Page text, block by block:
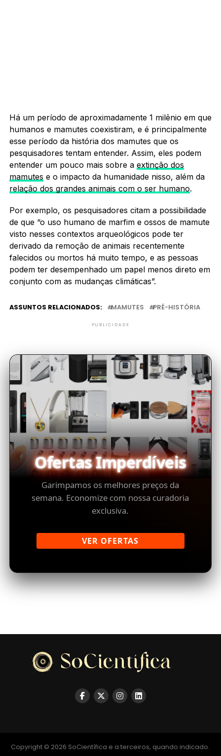
Há um período de aproximadamente 1 milênio em que
humanos e mamutes coexistiram, e é principalmente
esse período da história dos mamutes que os
pesquisadores tentam entender. Assim, eles podem
entender um pouco mais sobre a extinção dos
mamutes e o impacto da humanidade nisso, além da
relação dos grandes animais com o ser humano.
Por exemplo, os pesquisadores citam a possibilidade
de que “o uso humano de marfim e ossos de mamute
visto nesses contextos arqueológicos pode ter
derivado da remoção de animais recentemente
falecidos ou mortos há muito tempo, e as pessoas
podem ter desempenhado um papel menos direto em
conjunto com as mudanças climáticas”.
ASSUNTOS RELACIONADOS: MAMUTES PRÉ-HISTÓRIA
PUBLICIDADE
Ofertas Imperdíveis
Garimpamos os melhores preços da
semana. Economize com nossa curadoria
exclusiva.
VER OFERTAS
Copyright © 2026 SoCientífica e a terceiros, quando indicado.